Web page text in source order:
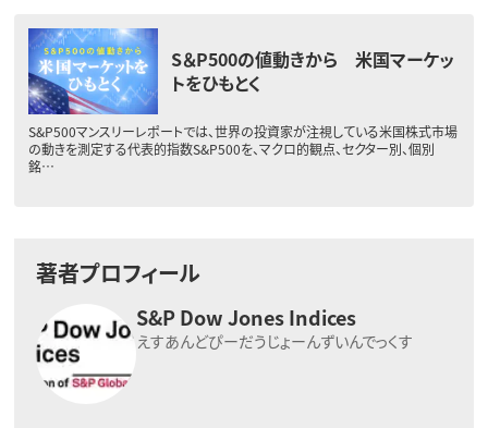
S＆P500の値動きから 米国マーケッ
トをひもとく
S&P500マンスリーレポートでは、世界の投資家が注視している米国株式市場
の動きを測定する代表的指数S&P500を、マクロ的観点、セクター別、個別
銘…
著者プロフィール
S&P Dow Jones Indices
えすあんどぴーだうじょーんずいんでっくす